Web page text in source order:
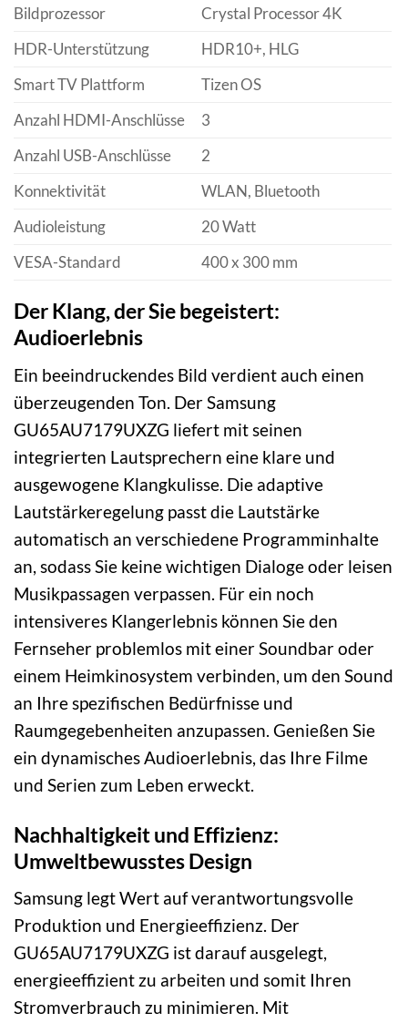
Bildprozessor
Crystal Processor 4K
HDR-Unterstützung
HDR10+, HLG
Smart TV Plattform
Tizen OS
Anzahl HDMI-Anschlüsse
3
Anzahl USB-Anschlüsse
2
Konnektivität
WLAN, Bluetooth
Audioleistung
20 Watt
VESA-Standard
400 x 300 mm
Der Klang, der Sie begeistert:
Audioerlebnis
Ein beeindruckendes Bild verdient auch einen
überzeugenden Ton. Der Samsung
GU65AU7179UXZG liefert mit seinen
integrierten Lautsprechern eine klare und
ausgewogene Klangkulisse. Die adaptive
Lautstärkeregelung passt die Lautstärke
automatisch an verschiedene Programminhalte
an, sodass Sie keine wichtigen Dialoge oder leisen
Musikpassagen verpassen. Für ein noch
intensiveres Klangerlebnis können Sie den
Fernseher problemlos mit einer Soundbar oder
einem Heimkinosystem verbinden, um den Sound
an Ihre spezifischen Bedürfnisse und
Raumgegebenheiten anzupassen. Genießen Sie
ein dynamisches Audioerlebnis, das Ihre Filme
und Serien zum Leben erweckt.
Nachhaltigkeit und Effizienz:
Umweltbewusstes Design
Samsung legt Wert auf verantwortungsvolle
Produktion und Energieeffizienz. Der
GU65AU7179UXZG ist darauf ausgelegt,
energieeffizient zu arbeiten und somit Ihren
Stromverbrauch zu minimieren. Mit